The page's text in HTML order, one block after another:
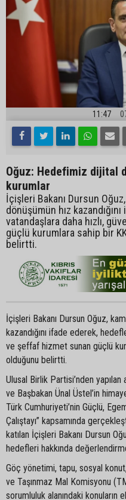
11:47
Oğuz: Hedefimiz dijital
kurumlar
İçişleri Bakanı Dursun
dönüşümün hız
vatandaşlara daha hızlı,
güçlü kurumlara sahip bir
belirtti.
İçişleri Bakanı Dursun Oğuz,
kazandığını ifade ederek,
ve şeffaf hizmet sunan güçlü
olduğunu belirtti.
Ulusal Birlik Partisi’nden yapılan
ve Başbakan Ünal Üstel’in
Türk Cumhuriyeti’nin Güçlü,
Çalıştayı” kapsamında
katılan İçişleri Bakanı Dursun
hedefleri hakkında
Göç yönetimi, tapu, sosyal
ve Taşınmaz Mal Komisyonu
sorumluluk alanındaki konuların